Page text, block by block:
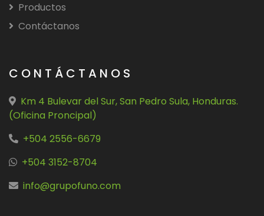
Productos
Contáctanos
CONTÁCTANOS
Km 4 Bulevar del Sur, San Pedro Sula, Honduras.
(Oficina Proncipal)
+504 2556-6679
+504 3152-8704
info@grupofuno.com